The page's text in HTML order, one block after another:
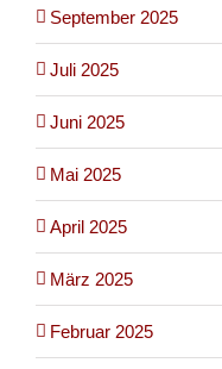
September 2025
Juli 2025
Juni 2025
Mai 2025
April 2025
März 2025
Februar 2025